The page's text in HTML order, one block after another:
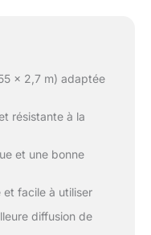
x 2,7 m) adaptée
résistante à la
et une bonne
et facile à utiliser
diffusion de